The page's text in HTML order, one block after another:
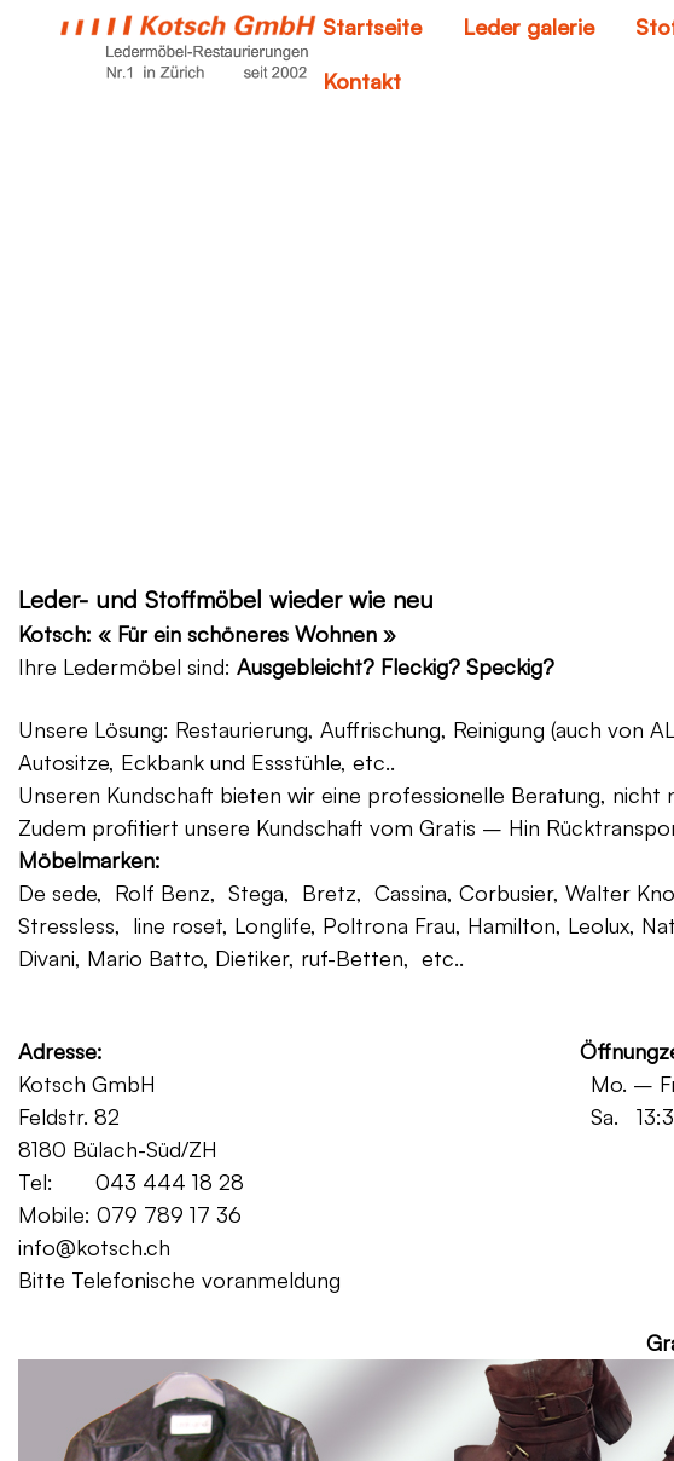
Startseite Leder galerie
Kontakt
Leder- und Stoffmöbel wieder wie neu
Kotsch: « Für ein schöneres Wohnen »
Ihre Ledermöbel sind: Ausgebleicht? Fleckig? Speckig?
Unsere Lösung: Restaurierung, Auffrischung, Reinigung (auch
Autositze, Eckbank und Essstühle, etc..
Unseren Kundschaft bieten wir eine professionelle Beratung, nicht
Zudem profitiert unsere Kundschaft vom Gratis – Hin
Möbelmarken:
De sede, Rolf Benz, Stega, Bretz, Cassina, Corbusier, Walter
Stressless, line roset, Longlife, Poltrona Frau, Hamilton, Leolux,
Divani, Mario Batto, Dietiker, ruf-Betten, etc..
Adresse:
Kotsch GmbH Mo. – Fr. 08:00 -
Feldstr. 82 Sa. 13:30 -
8180 Bülach-Süd/ZH
Tel: 043 444 18 28
Mobile: 079 789 17 36
info@kotsch.ch
Bitte Telefonische voranmeldung
Gratis Lieferung für